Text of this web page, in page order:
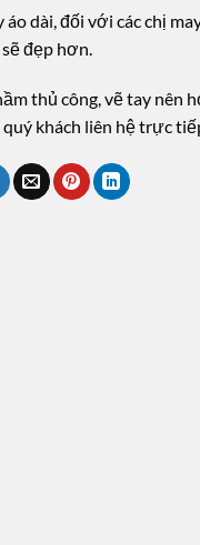
áo dài, đối với các chị
đẹp hơn.
thủ công, vẽ tay nên
quý khách liên hệ trực